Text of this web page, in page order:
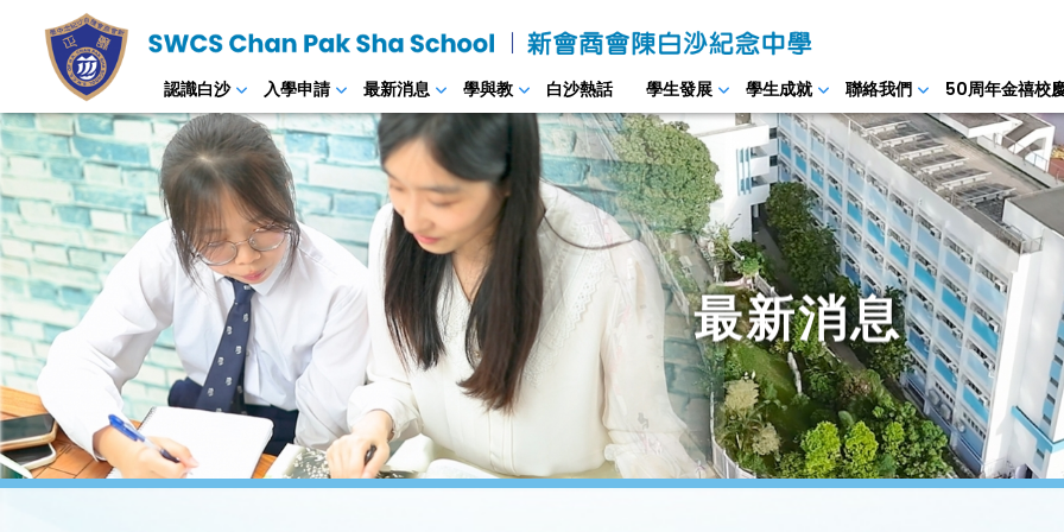
認識白沙 入學申請 最新消息 學與教 白沙熱話 學生發展 學生成就 聯絡我們 50周年金禧校
最新消息